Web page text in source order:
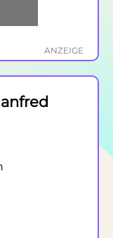
ANZEIGE